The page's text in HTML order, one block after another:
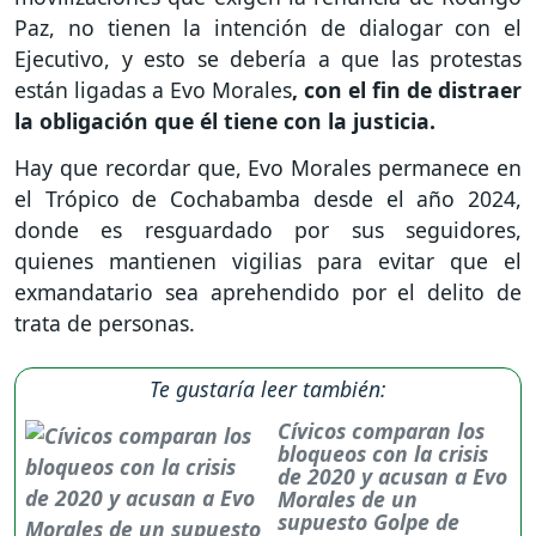
Paz, no tienen la intención de dialogar con el
Ejecutivo, y esto se debería a que las protestas
están ligadas a Evo Morales, con el fin de distraer
la obligación que él tiene con la justicia.
Hay que recordar que, Evo Morales permanece en
el Trópico de Cochabamba desde el año 2024,
donde es resguardado por sus seguidores,
quienes mantienen vigilias para evitar que el
exmandatario sea aprehendido por el delito de
trata de personas.
Te gustaría leer también:
Cívicos comparan los
bloqueos con la crisis
de 2020 y acusan a Evo
Morales de un
supuesto Golpe de